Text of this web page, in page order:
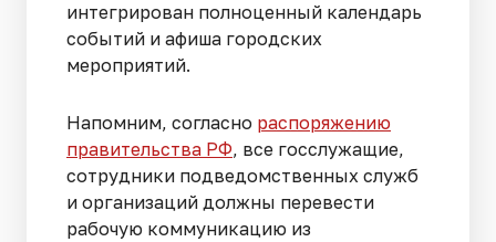
интегрирован полноценный календарь
событий и афиша городских
мероприятий.
Напомним, согласно распоряжению
правительства РФ, все госслужащие,
сотрудники подведомственных служб
и организаций должны перевести
рабочую коммуникацию из